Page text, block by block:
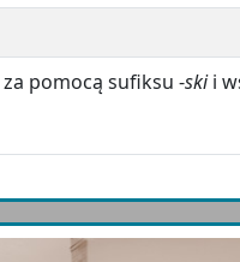
za pomocą sufiksu -skii